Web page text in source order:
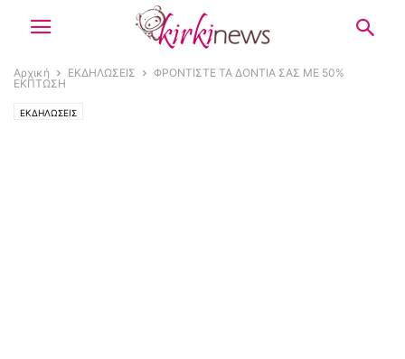
Αρχική ΕΚΔΗΛΩΣΕΙΣ
ΦΡΟΝΤΙΣΤΕ ΤΑ ΔΟΝΤΙΑ ΣΑΣ ΜΕ 50%
ΕΚΠΤΩΣΗ
ΕΚΔΗΛΩΣΕΙΣ